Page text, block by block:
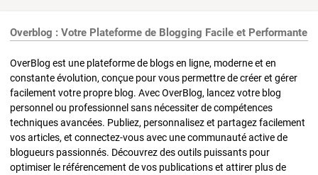
Overblog : Votre Plateforme de Blogging Facile et Performante
OverBlog est une plateforme de blogs en ligne, moderne et en
constante évolution, conçue pour vous permettre de créer et gérer
facilement votre propre blog. Avec OverBlog, lancez votre blog
personnel ou professionnel sans nécessiter de compétences
techniques avancées. Publiez, personnalisez et partagez facilement
vos articles, et connectez-vous avec une communauté active de
blogueurs passionnés. Découvrez des outils puissants pour
optimiser le référencement de vos publications et attirer plus de